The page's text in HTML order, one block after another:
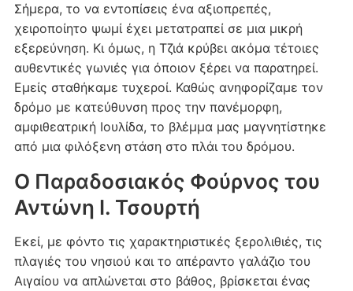
Σήμερα, το να εντοπίσεις ένα αξιοπρεπές,
χειροποίητο ψωμί έχει μετατραπεί σε μια μικρή
εξερεύνηση. Κι όμως, η Τζιά κρύβει ακόμα τέτοιες
αυθεντικές γωνιές για όποιον ξέρει να παρατηρεί.
Εμείς σταθήκαμε τυχεροί. Καθώς ανηφορίζαμε τον
δρόμο με κατεύθυνση προς την πανέμορφη,
αμφιθεατρική Ιουλίδα, το βλέμμα μας μαγνητίστηκε
από μια φιλόξενη στάση στο πλάι του δρόμου.
Ο Παραδοσιακός Φούρνος του
Αντώνη Ι. Τσουρτή
Εκεί, με φόντο τις χαρακτηριστικές ξερολιθιές, τις
πλαγιές του νησιού και το απέραντο γαλάζιο του
Αιγαίου να απλώνεται στο βάθος, βρίσκεται ένας